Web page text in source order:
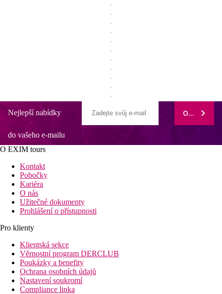
Nejlepší nabídky
do vašeho e-mailu
ODEBÍRAT
O EXIM tours
Kontakt
Pobočky
Kariéra
O nás
Užitečné dokumenty
Prohlášení o přístupnosti
Pro klienty
Klientská sekce
Věrnostní program DERCLUB
Poukázky a benefity
Ochrana osobních údajů
Nastavení soukromí
Compliance linka